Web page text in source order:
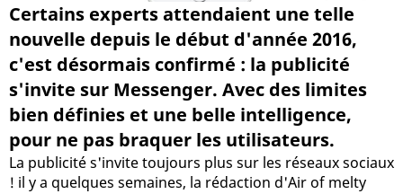
Certains experts attendaient une telle
nouvelle depuis le début d'année 2016,
c'est désormais confirmé : la publicité
s'invite sur Messenger. Avec des limites
bien définies et une belle intelligence,
pour ne pas braquer les utilisateurs.
La publicité s'invite toujours plus sur les réseaux sociaux
! il y a quelques semaines, la rédaction d'Air of melty